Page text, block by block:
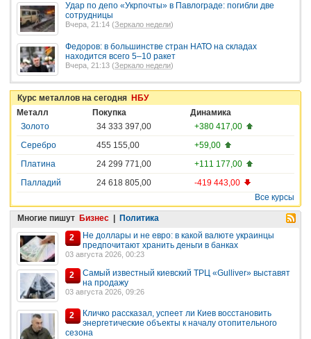
Удар по депо «Укрпочты» в Павлограде: погибли две
сотрудницы
Вчера, 21:14 (Зеркало недели)
Федоров: в большинстве стран НАТО на складах
находится всего 5–10 ракет
Вчера, 21:13 (Зеркало недели)
Курс металлов на сегодня НБУ
Металл
Покупка
Динамика
Золото
34 333 397,00
+380 417,00
Серебро
455 155,00
+59,00
Платина
24 299 771,00
+111 177,00
Палладий
24 618 805,00
-419 443,00
Все курсы
Многие пишут Бизнес
Политика
2
Не доллары и не евро: в какой валюте украинцы
предпочитают хранить деньги в банках
03 августа 2026, 00:23
2
Самый известный киевский ТРЦ «Gulliver» выставят
на продажу
03 августа 2026, 09:26
2
Кличко рассказал, успеет ли Киев восстановить
энергетические объекты к началу отопительного
сезона